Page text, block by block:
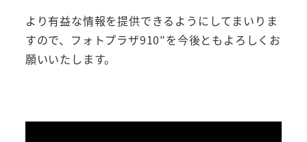
より有益な情報を提供できるようにしてまいりま
すので、フォトプラザ910″を今後ともよろしくお
願いいたします。